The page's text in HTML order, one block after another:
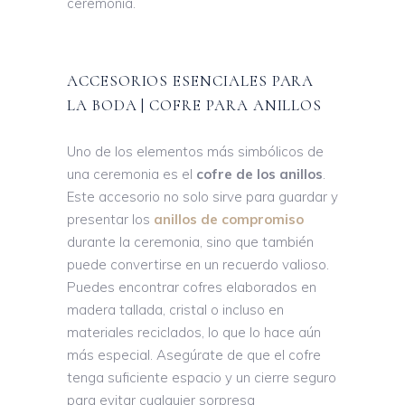
ceremonia.
ACCESORIOS ESENCIALES PARA
LA BODA | COFRE PARA ANILLOS
Uno de los elementos más simbólicos de
una ceremonia es el cofre de los anillos.
Este accesorio no solo sirve para guardar y
presentar los anillos de compromiso
durante la ceremonia, sino que también
puede convertirse en un recuerdo valioso.
Puedes encontrar cofres elaborados en
madera tallada, cristal o incluso en
materiales reciclados, lo que lo hace aún
más especial. Asegúrate de que el cofre
tenga suficiente espacio y un cierre seguro
para evitar cualquier sorpresa